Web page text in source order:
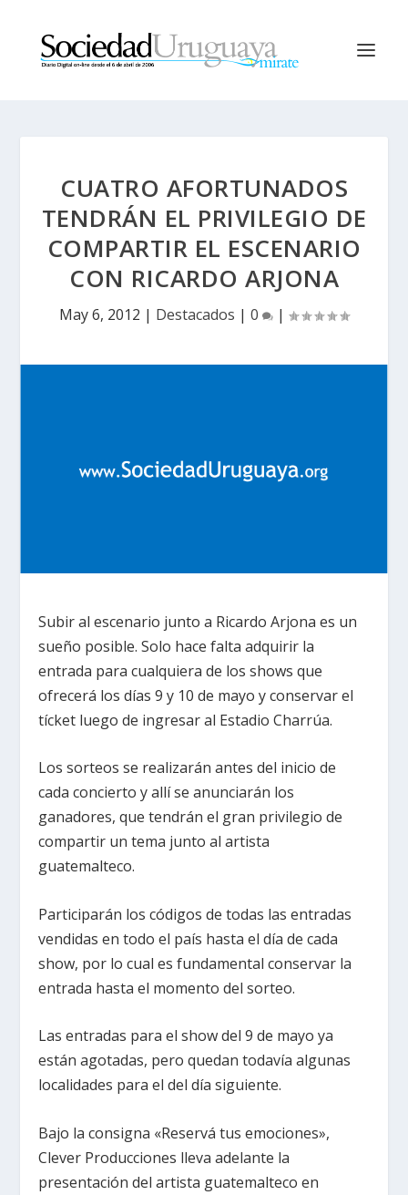
CUATRO AFORTUNADOS
TENDRÁN EL PRIVILEGIO DE
COMPARTIR EL ESCENARIO
CON RICARDO ARJONA
May 6, 2012 | Destacados | 0 |
Subir al escenario junto a Ricardo Arjona es un
sueño posible. Solo hace falta adquirir la
entrada para cualquiera de los shows que
ofrecerá los días 9 y 10 de mayo y conservar el
tícket luego de ingresar al Estadio Charrúa.
Los sorteos se realizarán antes del inicio de
cada concierto y allí se anunciarán los
ganadores, que tendrán el gran privilegio de
compartir un tema junto al artista
guatemalteco.
Participarán los códigos de todas las entradas
vendidas en todo el país hasta el día de cada
show, por lo cual es fundamental conservar la
entrada hasta el momento del sorteo.
Las entradas para el show del 9 de mayo ya
están agotadas, pero quedan todavía algunas
localidades para el del día siguiente.
Bajo la consigna «Reservá tus emociones»,
Clever Producciones lleva adelante la
presentación del artista guatemalteco en